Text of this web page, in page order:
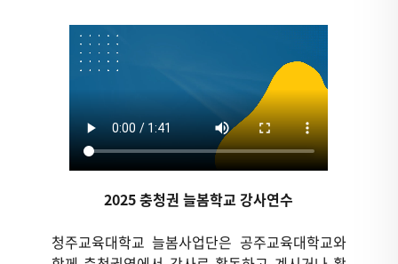
2025 충청권 늘봄학교 강사연수
청주교육대학교 늘봄사업단은 공주교육대학교와